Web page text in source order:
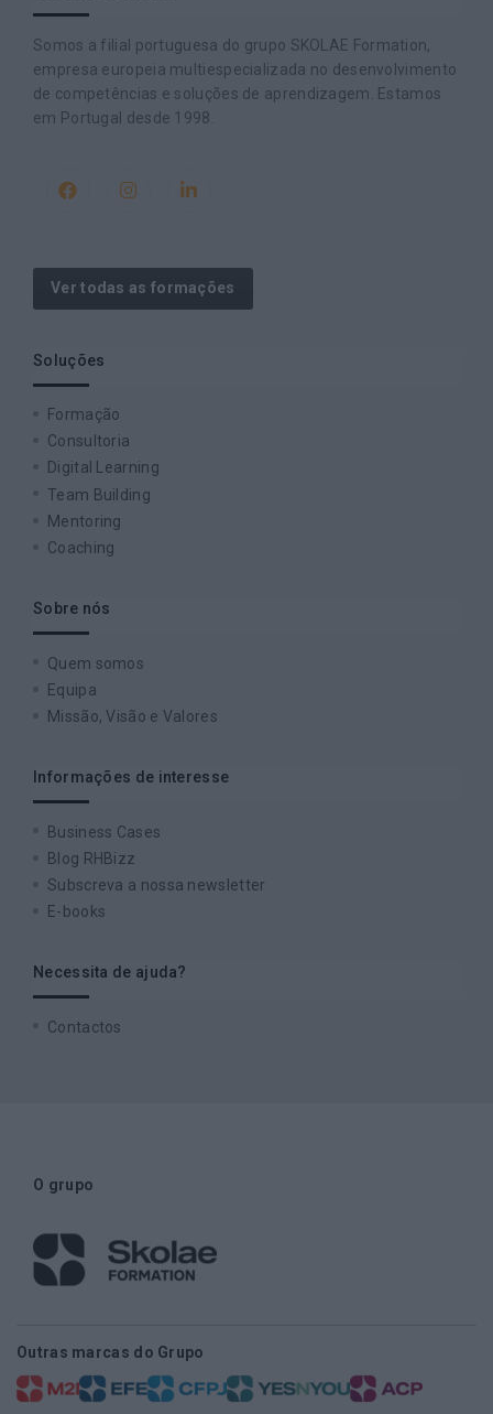
Somos a filial portuguesa do grupo SKOLAE Formation,
empresa europeia multiespecializada no desenvolvimento
de competências e soluções de aprendizagem. Estamos
em Portugal desde 1998.
Ver todas as formações
Soluções
Formação
Consultoria
Digital Learning
Team Building
Mentoring
Coaching
Sobre nós
Quem somos
Equipa
Missão, Visão e Valores
Informações de interesse
Business Cases
Blog RHBizz
Subscreva a nossa newsletter
E-books
Necessita de ajuda?
Contactos
O grupo
Outras marcas do Grupo